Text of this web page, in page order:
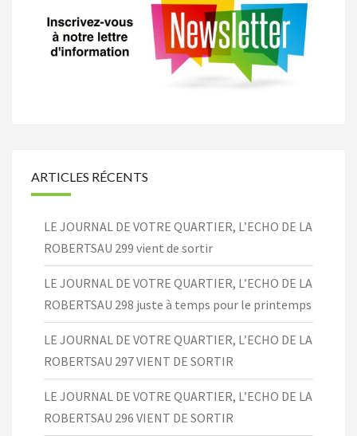
ARTICLES RÉCENTS
LE JOURNAL DE VOTRE QUARTIER, L’ECHO DE LA
ROBERTSAU 299 vient de sortir
LE JOURNAL DE VOTRE QUARTIER, L’ECHO DE LA
ROBERTSAU 298 juste à temps pour le printemps
LE JOURNAL DE VOTRE QUARTIER, L’ECHO DE LA
ROBERTSAU 297 VIENT DE SORTIR
LE JOURNAL DE VOTRE QUARTIER, L’ECHO DE LA
ROBERTSAU 296 VIENT DE SORTIR